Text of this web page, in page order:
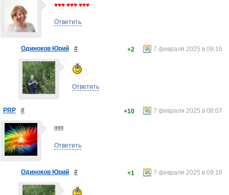
♥♥♥ ♥♥♥ ♥♥♥
Ответить
Одиноков Юрий # 7 февраля 2025 в 09:16
+2
Ответить
PRP # 7 февраля 2025 в 08:07
+10
!!!!!!
Ответить
Одиноков Юрий # 7 февраля 2025 в 09:16
+1